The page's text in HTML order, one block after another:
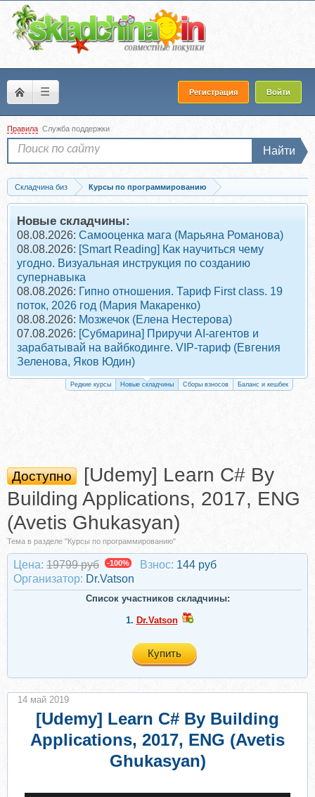
☰ Регистрация Войти
Правила Служба поддержки
Найти
Складчина биз
Курсы по программированию
Скачать [Udemy] Learn C# By Building Applications, 2017, ENG (Avetis Ghukasyan)
Новые складчины:
08.08.2026: Самооценка мага (Марьяна Романова)
08.08.2026: [Smart Reading] Как научиться чему
угодно. Визуальная инструкция по созданию
супернавыка
08.08.2026: Гипно отношения. Тариф First class. 19
поток, 2026 год (Мария Макаренко)
08.08.2026: Мозжечок (Елена Нестерова)
07.08.2026: [Субмарина] Приручи AI-агентов и
зарабатывай на вайбкодинге. VIP-тариф (Евгения
Зеленова, Яков Юдин)
Редкие курсы Новые складчины Сборы взносов Баланс и кешбек
Доступно
[Udemy] Learn C# By
Building Applications, 2017, ENG
(Avetis Ghukasyan)
Тема в разделе "Курсы по программированию"
Цена: 19799 руб -100% Взнос: 144 руб
Организатор: Dr.Vatson
Список участников складчины:
1. Dr.Vatson
Купить
[Udemy] Learn C# By Building
Applications, 2017, ENG (Avetis
Ghukasyan)
14 май 2019